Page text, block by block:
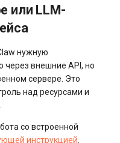
или LLM-
нужную
через внешние API, но
сервере. Это
над ресурсами и
со встроенной
инструкцией